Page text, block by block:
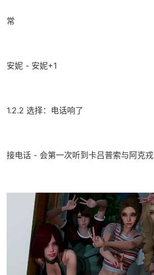
常
安妮 - 安妮+1
1.2.2 选择：电话响了
接电话 - 会第一次听到卡吕普索与阿克戎